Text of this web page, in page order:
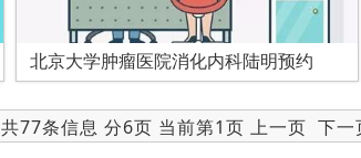
北京大学肿瘤医院消化内科陆明预约
共77条信息 分6页 当前第1页 上一页 下一